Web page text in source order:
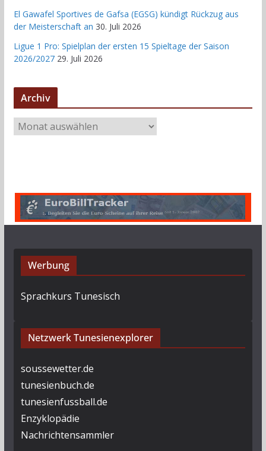
El Gawafel Sportives de Gafsa (EGSG) kündigt Rückzug aus
der Meisterschaft an 30. Juli 2026
Ligue 1 Pro: Spielplan der ersten 15 Spieltage der Saison
2026/2027 29. Juli 2026
Archiv
r
Werbung
Sprachkurs Tunesisch
Netzwerk Tunesienexplorer
soussewetter.de
tunesienbuch.de
tunesienfussball.de
Enzyklopädie
Nachrichtensammler